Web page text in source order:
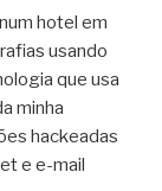
hotel em
usando
que usa
minha
hackeadas
e e-mail